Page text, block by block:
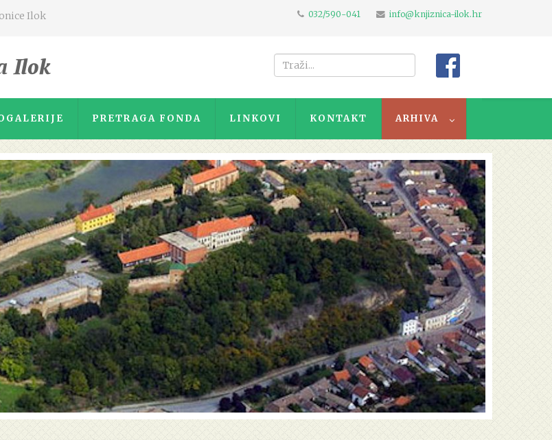
Ilok 032/590-041 info@knjiznica-ilok.hr
PRETRAGA FONDA LINKOVI KONTAKT ARHIVA